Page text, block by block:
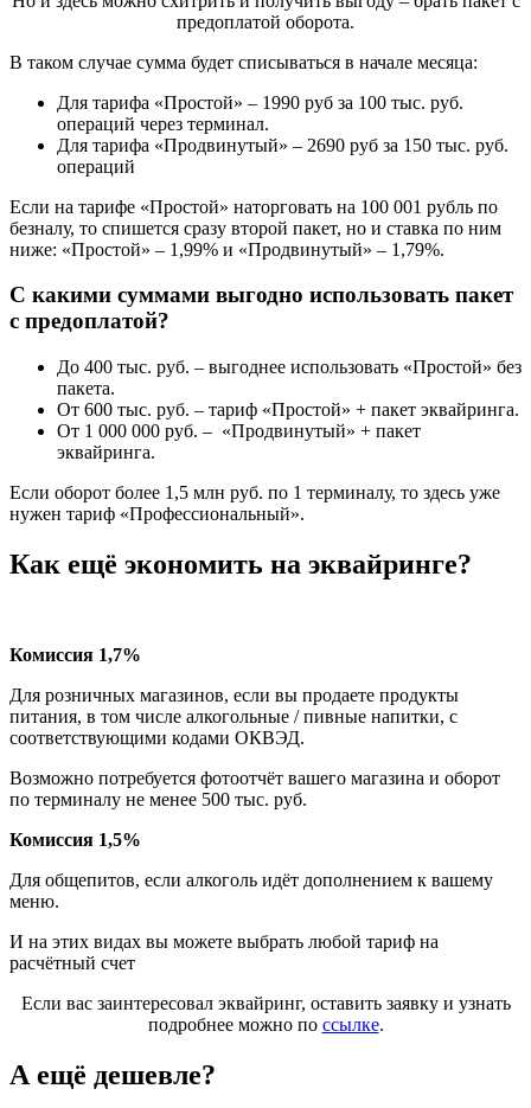
предоплатой оборота.
В таком случае сумма будет списываться в начале месяца:
Для тарифа «Простой» – 1990 руб за 100 тыс. руб.
операций через терминал.
Для тарифа «Продвинутый» – 2690 руб за 150 тыс. руб.
операций
Если на тарифе «Простой» наторговать на 100 001 рубль по
безналу, то спишется сразу второй пакет, но и ставка по ним
ниже: «Простой» – 1,99% и «Продвинутый» – 1,79%.
С какими суммами выгодно использовать пакет
с предоплатой?
До 400 тыс. руб. – выгоднее использовать «Простой» без
пакета.
От 600 тыс. руб. – тариф «Простой» + пакет эквайринга.
От 1 000 000 руб. – «Продвинутый» + пакет
эквайринга.
Если оборот более 1,5 млн руб. по 1 терминалу, то здесь уже
нужен тариф «Профессиональный».
Как ещё экономить на эквайринге?
Комиссия 1,7%
Для розничных магазинов, если вы продаете продукты
питания, в том числе алкогольные / пивные напитки, с
соответствующими кодами ОКВЭД.
Возможно потребуется фотоотчёт вашего магазина и оборот
по терминалу не менее 500 тыс. руб.
Комиссия 1,5%
Для общепитов, если алкоголь идёт дополнением к вашему
меню.
И на этих видах вы можете выбрать любой тариф на
расчётный счет
Если вас заинтересовал эквайринг, оставить заявку и узнать
подробнее можно по ссылке.
А ещё дешевле?